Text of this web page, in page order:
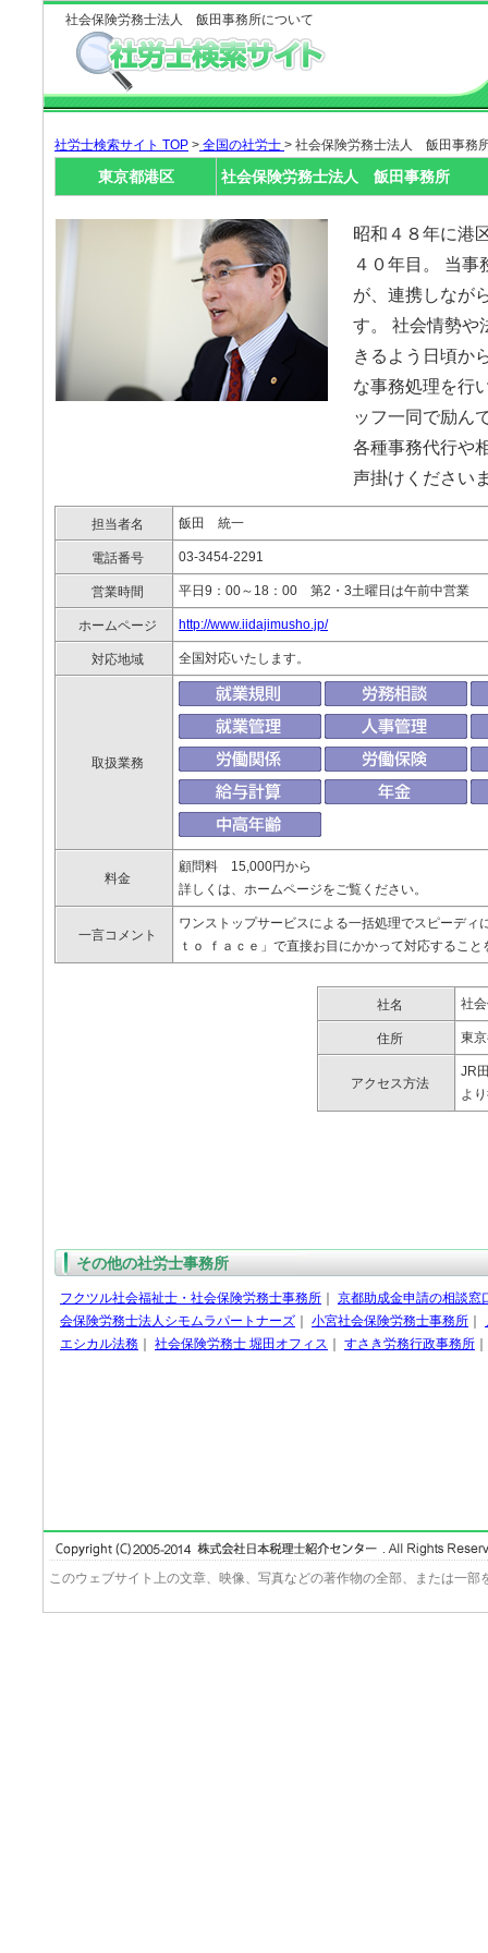
社会保険労務士法人 飯田事務所について
社労士検索サイト TOP > 全国の社労士 > 社会保険労務士法人 飯田事務
東京都港区 社会保険労務士法人 飯田事務所
昭和４８年に港
４０年目。 当事
が、連携しなが
す。 社会情勢や
きるよう日頃か
な事務処理を行
ッフ一同で励ん
各種事務代行や
声掛けください
担当者名 飯田 統一
電話番号 03-3454-2291
営業時間 平日9：00～18：00 第2・3土曜日は午前中営業
ホームページ http://www.iidajimusho.jp/
対応地域 全国対応いたします。
取扱業務
料金
顧問料 15,000円から
詳しくは、ホームページをご覧ください。
一言コメント
ワンストップサービスによる一括処理でスピーデ
ｔｏ ｆａｃｅ」で直接お目にかかって対応するこ
社名 社
住所 東
アクセス方法
JR
よ
その他の社労士事務所
フクツル社会福祉士・社会保険労務士事務所
京都助成金申請の相談窓
会保険労務士法人シモムラパートナーズ
小宮社会保険労務士事務所
エシカル法務
社会保険労務士 堀田オフィス すさき労務行政事務所
このウェブサイト上の文章、映像、写真などの著作物の全部、または一